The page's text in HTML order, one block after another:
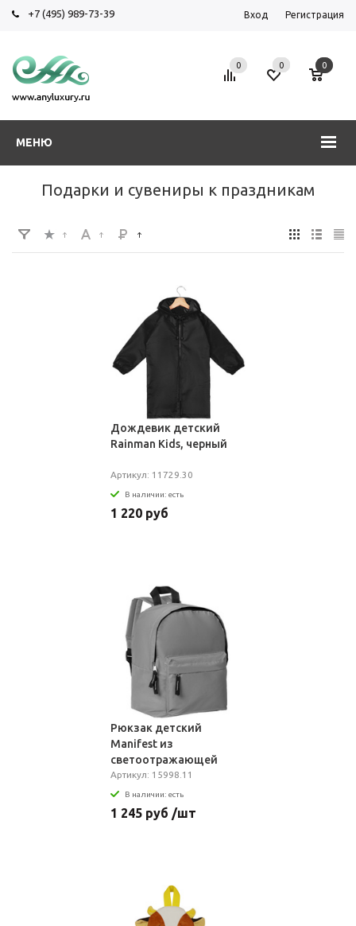
+7 (495) 989-73-39 Вход Регистрация
МЕНЮ
0 0 0
Подарки и сувениры к праздникам
Дождевик детский
Rainman Kids, черный
Артикул: 11729.30
В наличии: есть
1 220 руб
Рюкзак детский
Manifest из
светоотражающей
ткани, серый
Артикул: 15998.11
В наличии: есть
1 245 руб /шт